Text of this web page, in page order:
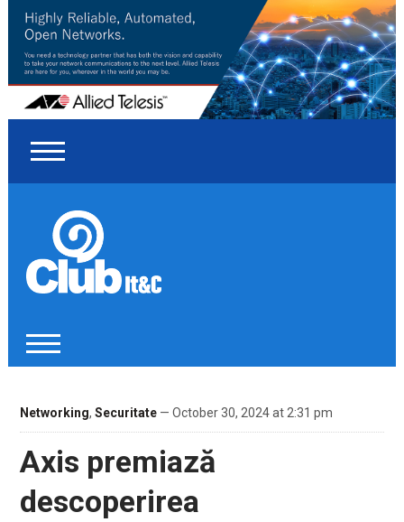
Networking, Securitate— October 30, 2024 at 2:31 pm
Axis premiază
descoperirea